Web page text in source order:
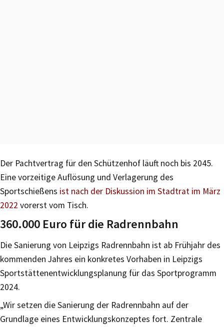
Der Pachtvertrag für den Schützenhof läuft noch bis 2045.
Eine vorzeitige Auflösung und Verlagerung des
Sportschießens ist nach der Diskussion im Stadtrat im März
2022 vorerst vom Tisch.
360.000 Euro für die Radrennbahn
Die Sanierung von Leipzigs Radrennbahn ist ab Frühjahr des
kommenden Jahres ein konkretes Vorhaben in Leipzigs
Sportstättenentwicklungsplanung für das Sportprogramm
2024.
„Wir setzen die Sanierung der Radrennbahn auf der
Grundlage eines Entwicklungskonzeptes fort. Zentrale